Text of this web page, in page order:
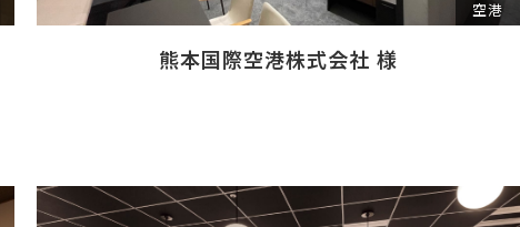
空港
熊本国際空港株式会社 様